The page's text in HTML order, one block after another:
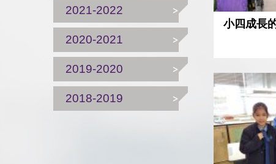
2021-2022
2020-2021
2019-2020
2018-2019
小四成長